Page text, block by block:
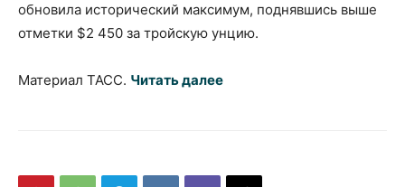
обновила исторический максимум, поднявшись выше
отметки $2 450 за тройскую унцию.
Материал ТАСС. Читать далее